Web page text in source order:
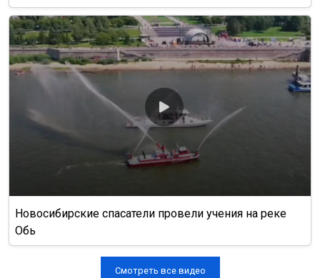
Новосибирские спасатели провели учения на реке
Обь
Смотреть все видео